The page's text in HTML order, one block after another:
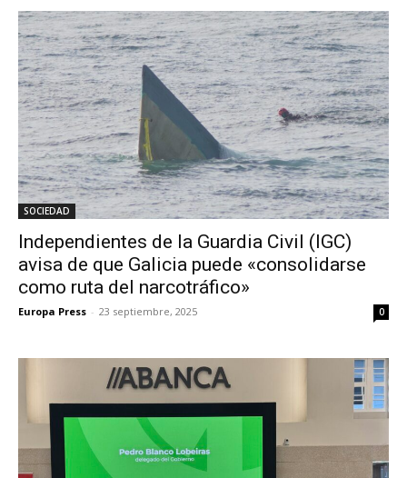
SOCIEDAD
Independientes de la Guardia Civil (IGC)
avisa de que Galicia puede «consolidarse
como ruta del narcotráfico»
Europa Press - 23 septiembre, 2025 0